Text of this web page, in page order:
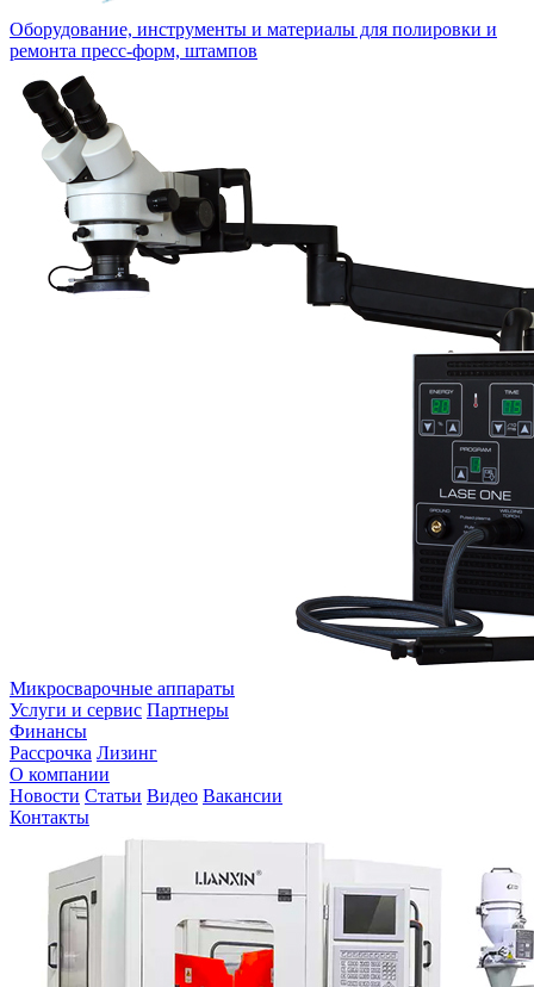
Оборудование, инструменты и материалы для полировки и
ремонта пресс-форм, штампов
Микросварочные аппараты
Услуги и сервис Партнеры
Финансы
Рассрочка Лизинг
О компании
Новости Статьи Видео Вакансии
Контакты